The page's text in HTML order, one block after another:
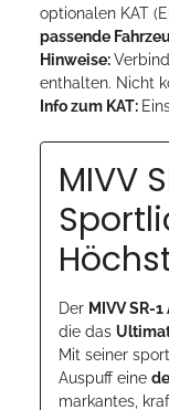
optionalen KAT
passende
Hinweise:
enthalten. Nicht
Info zum KAT:
MIVV
Der MIVV SR-
die das
Mit seiner
Auspuff eine
markantes,